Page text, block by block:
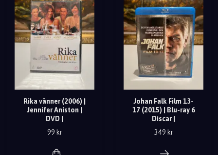
Rika vänner (2006) |
Jennifer Aniston |
DVD |
99 kr
Johan Falk Film 13-
17 (2015) | Blu-ray 6
Discar |
349 kr